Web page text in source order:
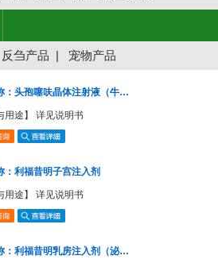
反刍产品 | 宠物产品
：头孢噻呋晶体注射液（牛…
用途】 详见说明书
：利福昔明子宫注入剂
用途】 详见说明书
：利福昔明乳房注入剂（泌…